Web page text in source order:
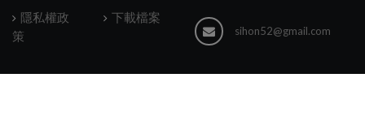
隱私權政
策
下載檔案
sihon52@gmail.com